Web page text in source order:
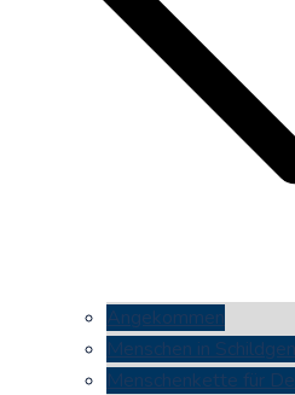
Angekommen
Menschen in Schildgen
Menschenkette für